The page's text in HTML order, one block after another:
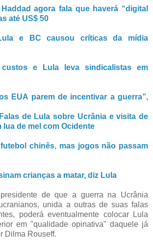
Haddad agora fala que haverá “digital
até US$ 50
e BC causou críticas da mídia
custos e Lula leva sindicalistas em
EUA parem de incentivar a guerra”,
Falas de Lula sobre Ucrânia e visita de
lua de mel com Ocidente
chinês, mas jogos não passam
crianças a matar, diz Lula
de que a guerra na Ucrânia
unida a outras de suas falas
poderá eventualmente colocar Lula
em "qualidade opinativa" daquele já
Dilma Rouseff.